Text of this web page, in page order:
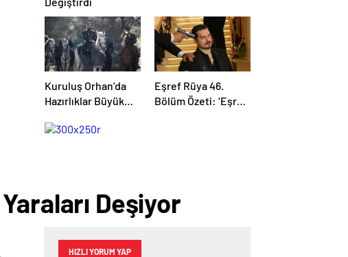
Kuruluş Orhan’da
Hazırlıklar Büyük
Eşref Rüya 46.
Bölüm Özeti: ‘Eşref
Deşiyor
HIZLI YORUM YAP